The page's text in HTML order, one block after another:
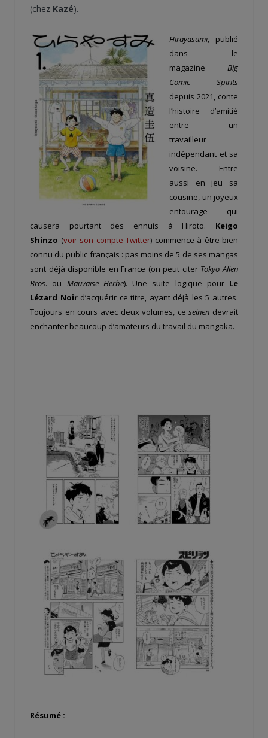
(chez Kazé).
Hirayasumi, publié
dans le
magazine Big
Comic Spirits
depuis 2021, conte
l’histoire d’amitié
entre un
travailleur
indépendant et sa
voisine. Entre
aussi en jeu sa
cousine, un joyeux
entourage qui
causera pourtant des ennuis à Hiroto. Keigo
Shinzo (voir son compte Twitter) commence à être bien
connu du public français : pas moins de 5 de ses mangas
sont déjà disponible en France (on peut citer Tokyo Alien
Bros. ou Mauvaise Herbe). Une suite logique pour Le
Lézard Noird’acquérir ce titre, ayant déjà les 5 autres.
Toujours en cours avec deux volumes, ceseinen devrait
enchanter beaucoup d’amateurs du travail du mangaka.
Résumé :